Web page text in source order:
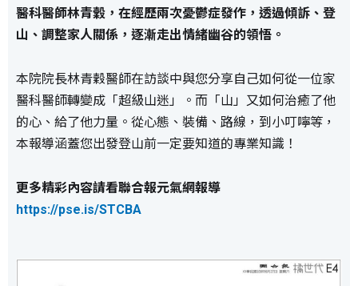
醫科醫師林青穀，在經歷兩次憂鬱症發作，透過傾訴、登
山、調整家人關係，逐漸走出情緒幽谷的領悟。
本院院長林青穀醫師在訪談中與您分享自己如何從一位家
醫科醫師轉變成「超級山迷」。而「山」又如何治癒了他
的心、給了他力量。從心態、裝備、路線，到小叮嚀等，
本報導涵蓋您出發登山前一定要知道的專業知識！
更多精彩內容請看聯合報元氣網報導
https://pse.is/STCBA